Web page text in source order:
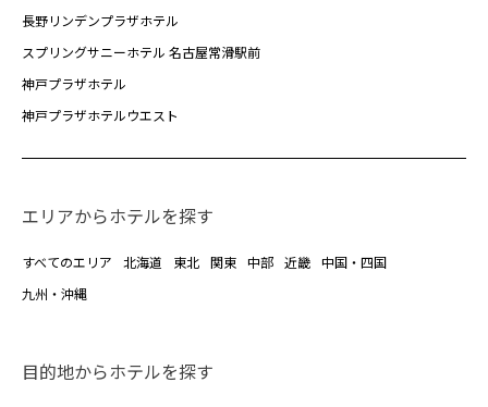
長野リンデンプラザホテル
スプリングサニーホテル 名古屋常滑駅前
神戸プラザホテル
神戸プラザホテルウエスト
エリアからホテルを探す
すべてのエリア 北海道 東北 関東 中部 近畿 中国・四国
九州・沖縄
目的地からホテルを探す